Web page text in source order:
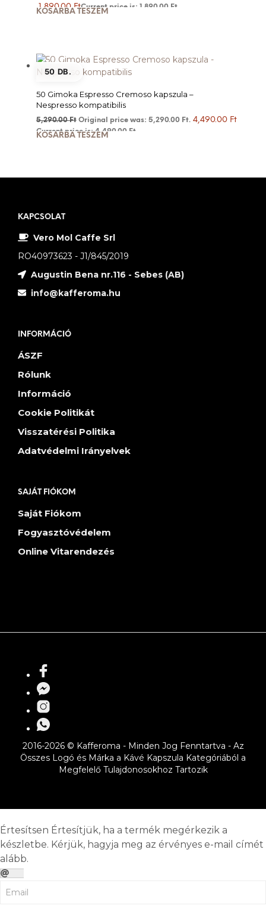
1,890.00FtCurrent price is: 1,890.00 Ft.
KOSÁRBA TESZEM
50 DB.
50 Gimoka Espresso Cremoso kapszula –
Nespresso kompatibilis
5,290.00Ft Original price was: 5,290.00 Ft. 4,490.00 Ft
Current price is: 4,490.00 Ft.
KOSÁRBA TESZEM
KAPCSOLAT
Vero Mol Caffe Srl
RO40973623 - J1/845/2019
Augustin Bena nr.116 - Sebes (AB)
info@kafferoma.hu
INFORMÁCIÓ
ÁSZF
Rólunk
Információ
Cookie Politikát
Visszatérési Politika
Adatvédelmi Irányelvek
SAJÁT FIÓKOM
Saját Fiókom
Fogyasztóvédelem
Online Vitarendezés
2016-2026 © Kafferoma - Minden Jog Fenntartva - Az
Összes Logó és Márka a Kávé Kapszula Kategóriából a
Megfelelő Tulajdonosokhoz Tartozik
Értesítsen Értesítjük, ha a termék megérkezik a
készletbe. Kérjük, hagyja meg az érvényes e-mail címét
alább.